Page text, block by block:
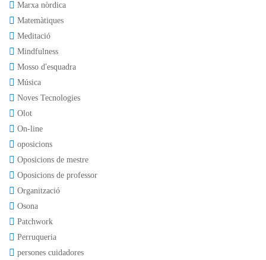
Marxa nòrdica
Matemàtiques
Meditació
Mindfulness
Mosso d'esquadra
Música
Noves Tecnologies
Olot
On-line
oposicions
Oposicions de mestre
Oposicions de professor
Organització
Osona
Patchwork
Perruqueria
persones cuidadores